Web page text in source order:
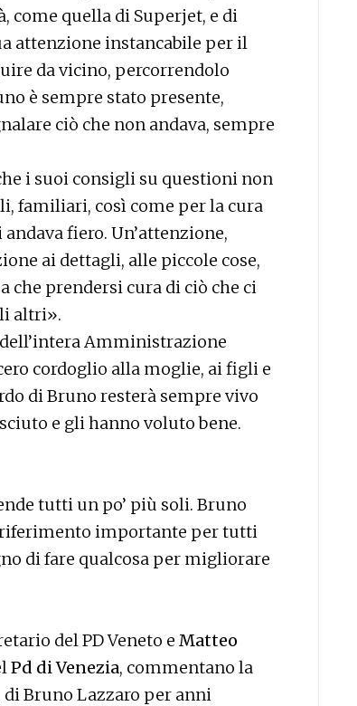
come quella di Superjet, e di
attenzione instancabile per il
da vicino, percorrendolo
è sempre stato presente,
ciò che non andava, sempre
i suoi consigli su questioni non
familiari, così come per la cura
fiero. Un’attenzione,
ai dettagli, alle piccole cose,
che prendersi cura di ciò che ci
altri».
Amministrazione
cordoglio alla moglie, ai figli e
di Bruno resterà sempre vivo
e gli hanno voluto bene.
tutti un po’ più soli. Bruno
riferimento importante per tutti
di fare qualcosa per migliorare
del PD Veneto e Matteo
Pd di Venezia, commentano la
Bruno Lazzaro per anni